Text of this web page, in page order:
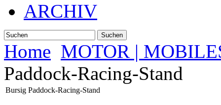
ARCHIV
Suchen
Home MOTOR |
Paddock-Racing-Stand
Bursig Paddock-Racing-Stand